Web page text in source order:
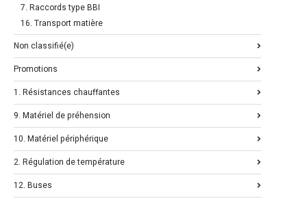
7. Raccords type BBI
16. Transport matière
Non classifié(e)
Promotions
1. Résistances chauffantes
9. Matériel de préhension
10. Matériel périphérique
2. Régulation de température
12. Buses